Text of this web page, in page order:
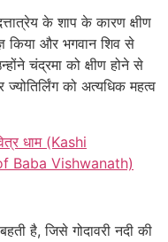
के शाप के कारण क्षीण
किया और भगवान शिव से
चंद्रमा को क्षीण होने से
को अत्यधिक महत्व
धाम (Kashi
Baba Vishwanath)
है, जिसे गोदावरी नदी की